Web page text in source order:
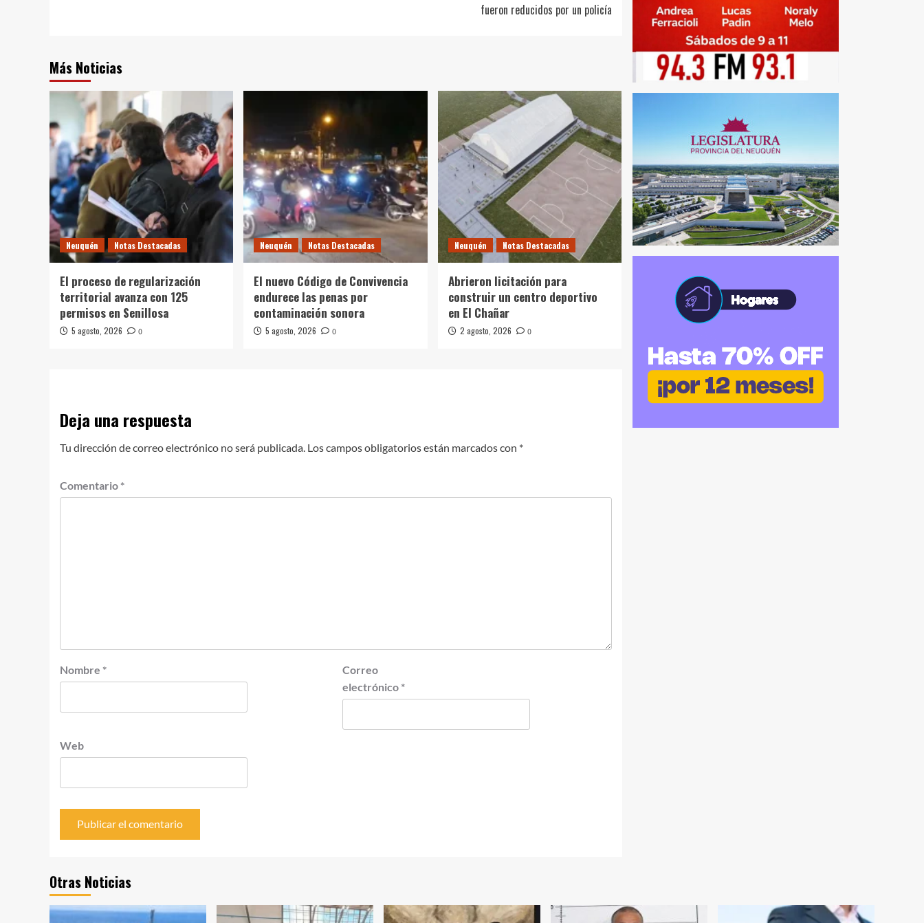
fueron reducidos por un policía
Más Noticias
Neuquén Notas Destacadas
El proceso de regularización
territorial avanza con 125
permisos en Senillosa
5 agosto, 2026 0
Neuquén Notas Destacadas
El nuevo Código de Convivencia
endurece las penas por
contaminación sonora
5 agosto, 2026 0
Neuquén Notas Destacadas
Abrieron licitación para
construir un centro deportivo
en El Chañar
2 agosto, 2026 0
Deja una respuesta
Tu dirección de correo electrónico no será publicada. Los campos obligatorios están marcados con *
Comentario *
Nombre *
Correo
electrónico *
Web
Otras Noticias